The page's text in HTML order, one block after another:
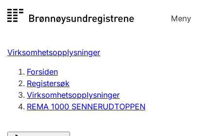
til
Meny
Registersøk
Aksjeselskap
Enkeltpersonforetak
Registrere, endre, slette
Virksomhetsopplysninger
Forsiden
Registersøk
Virksomhetsopplysninger
REMA 1000 SENNERUDTOPPEN